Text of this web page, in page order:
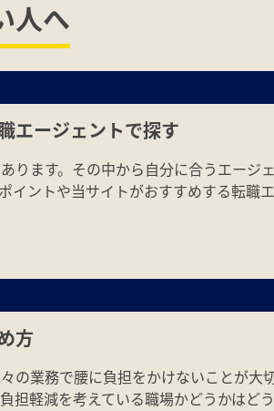
人へ
エージェントで探す
ります。その中から自分に合うエージ
イントや当サイトがおすすめする転職
方
の業務で腰に負担をかけないことが大
担軽減を考えている職場かどうかはど